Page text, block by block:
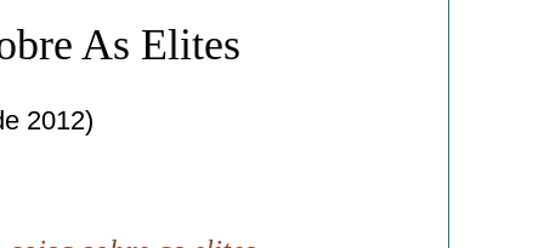
As Elites
2012)